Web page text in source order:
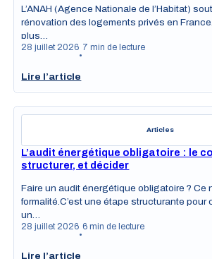
L’ANAH (Agence Nationale de l’Habitat)
rénovation des logements privés en
plus…
28 juillet 2026
•
7 min de lecture
Lire l’article
Articles
L’audit énergétique obligatoire : le
structurer, et décider
Faire un audit énergétique obligatoire ? Ce
formalité.C’est une étape structurante pour
un…
28 juillet 2026
•
6 min de lecture